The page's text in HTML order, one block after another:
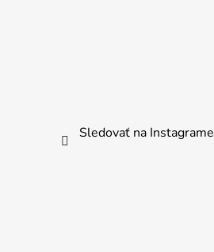
Sledovať na Instagrame